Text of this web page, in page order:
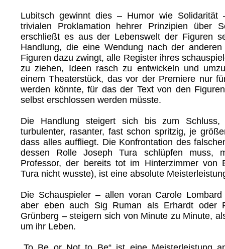
Lubitsch gewinnt dies – Humor wie Solidarität
trivialen Proklamation hehrer Prinzipien über
erschließt es aus der Lebenswelt der Figuren
Handlung, die eine Wendung nach der
Figuren dazu zwingt, alle Register ihres
zu ziehen, Ideen rasch zu entwickeln und
einem Theaterstück, das vor der Premiere nur
werden könnte, für das der Text von den
selbst erschlossen werden müsste.
Die Handlung steigert sich bis zum Schluss,
turbulenter, rasanter, fast schon spritzig, je
dass alles auffliegt. Die Konfrontation des
dessen Rolle Joseph Tura schlüpfen muss,
Professor, der bereits tot im Hinterzimmer von
Tura nicht wusste), ist eine absolute
Die Schauspieler – allen voran Carole
aber eben auch Sig Ruman als Erhardt oder
Grünberg – steigern sich von Minute zu Minute,
um ihr Leben.